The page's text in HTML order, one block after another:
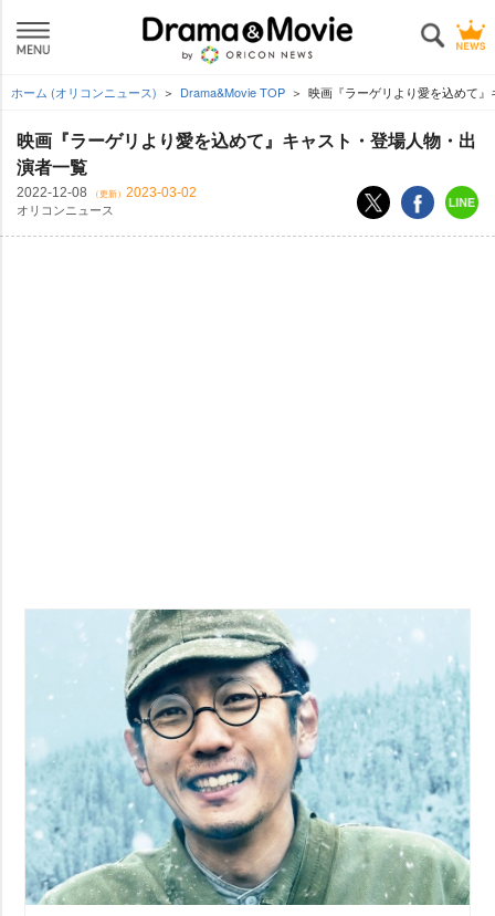
ホーム (オリコンニュース) Drama&Movie TOP 映画『ラーゲリより愛を込めて
映画『ラーゲリより愛を込めて』キャスト・登場人物・出
演者一覧
2022-12-08 （更新） 2023-03-02
オリコンニュース